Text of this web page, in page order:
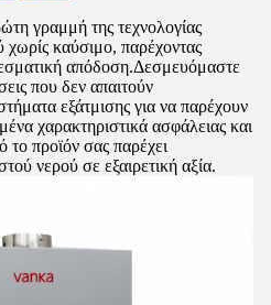
γραμμή της τεχνολογίας
καύσιμο, παρέχοντας
απόδοση.Δεσμευόμαστε
που δεν απαιτούν
εξάτμισης για να παρέχουν
χαρακτηριστικά ασφάλειας και
το προϊόν σας παρέχει
νερού σε εξαιρετική αξία.